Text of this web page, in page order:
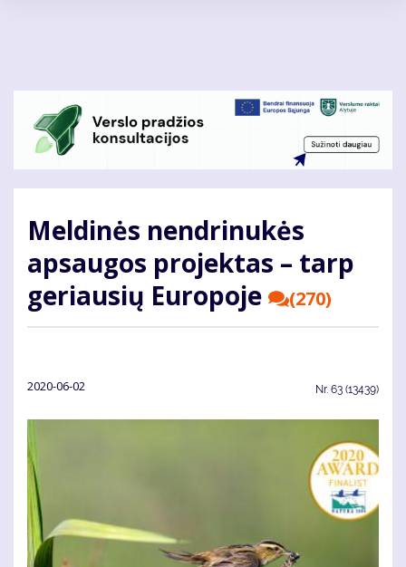
Meldinės nendrinukės
apsaugos projektas – tarp
geriausių Europoje
(270)
2020-06-02 Nr. 63 (13439)